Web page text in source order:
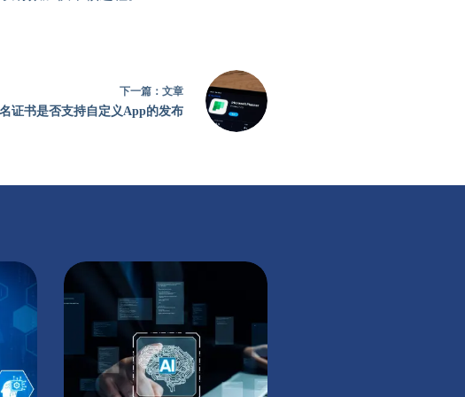
下一篇： 文章
证书是否支持自定义App的发布